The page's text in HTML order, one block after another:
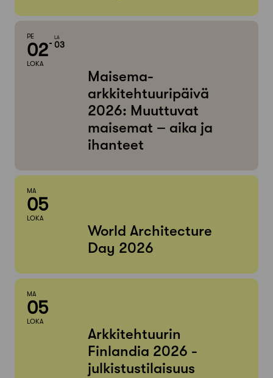
PE
02
LOKA
LA
03
Maisema-
arkkitehtuuripäivä
2026: Muuttuvat
maisemat – aika ja
ihanteet
MA
05
LOKA
World Architecture
Day 2026
MA
05
LOKA
Arkkitehtuurin
Finlandia 2026 -
julkistustilaisuus